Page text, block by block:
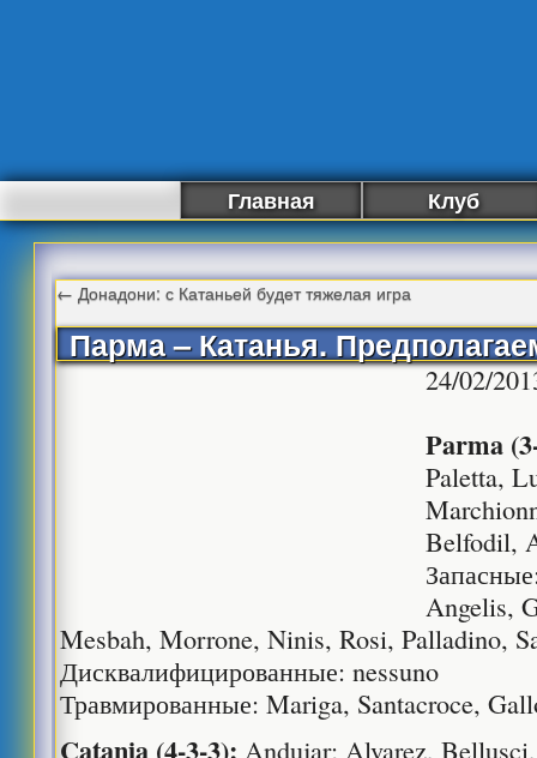
Главная Клуб
← Донадони: с Катаньей будет тяжелая игра
Парма – Катанья.
24/02/
Parma
Paletta,
Belfodil,
Angelis,
Mesbah, Morrone, Ninis, Rosi, Palladino,
Дисквалифицированные: nessuno
Травмированные: Mariga, Santacroce,
Andujar; Alvarez,